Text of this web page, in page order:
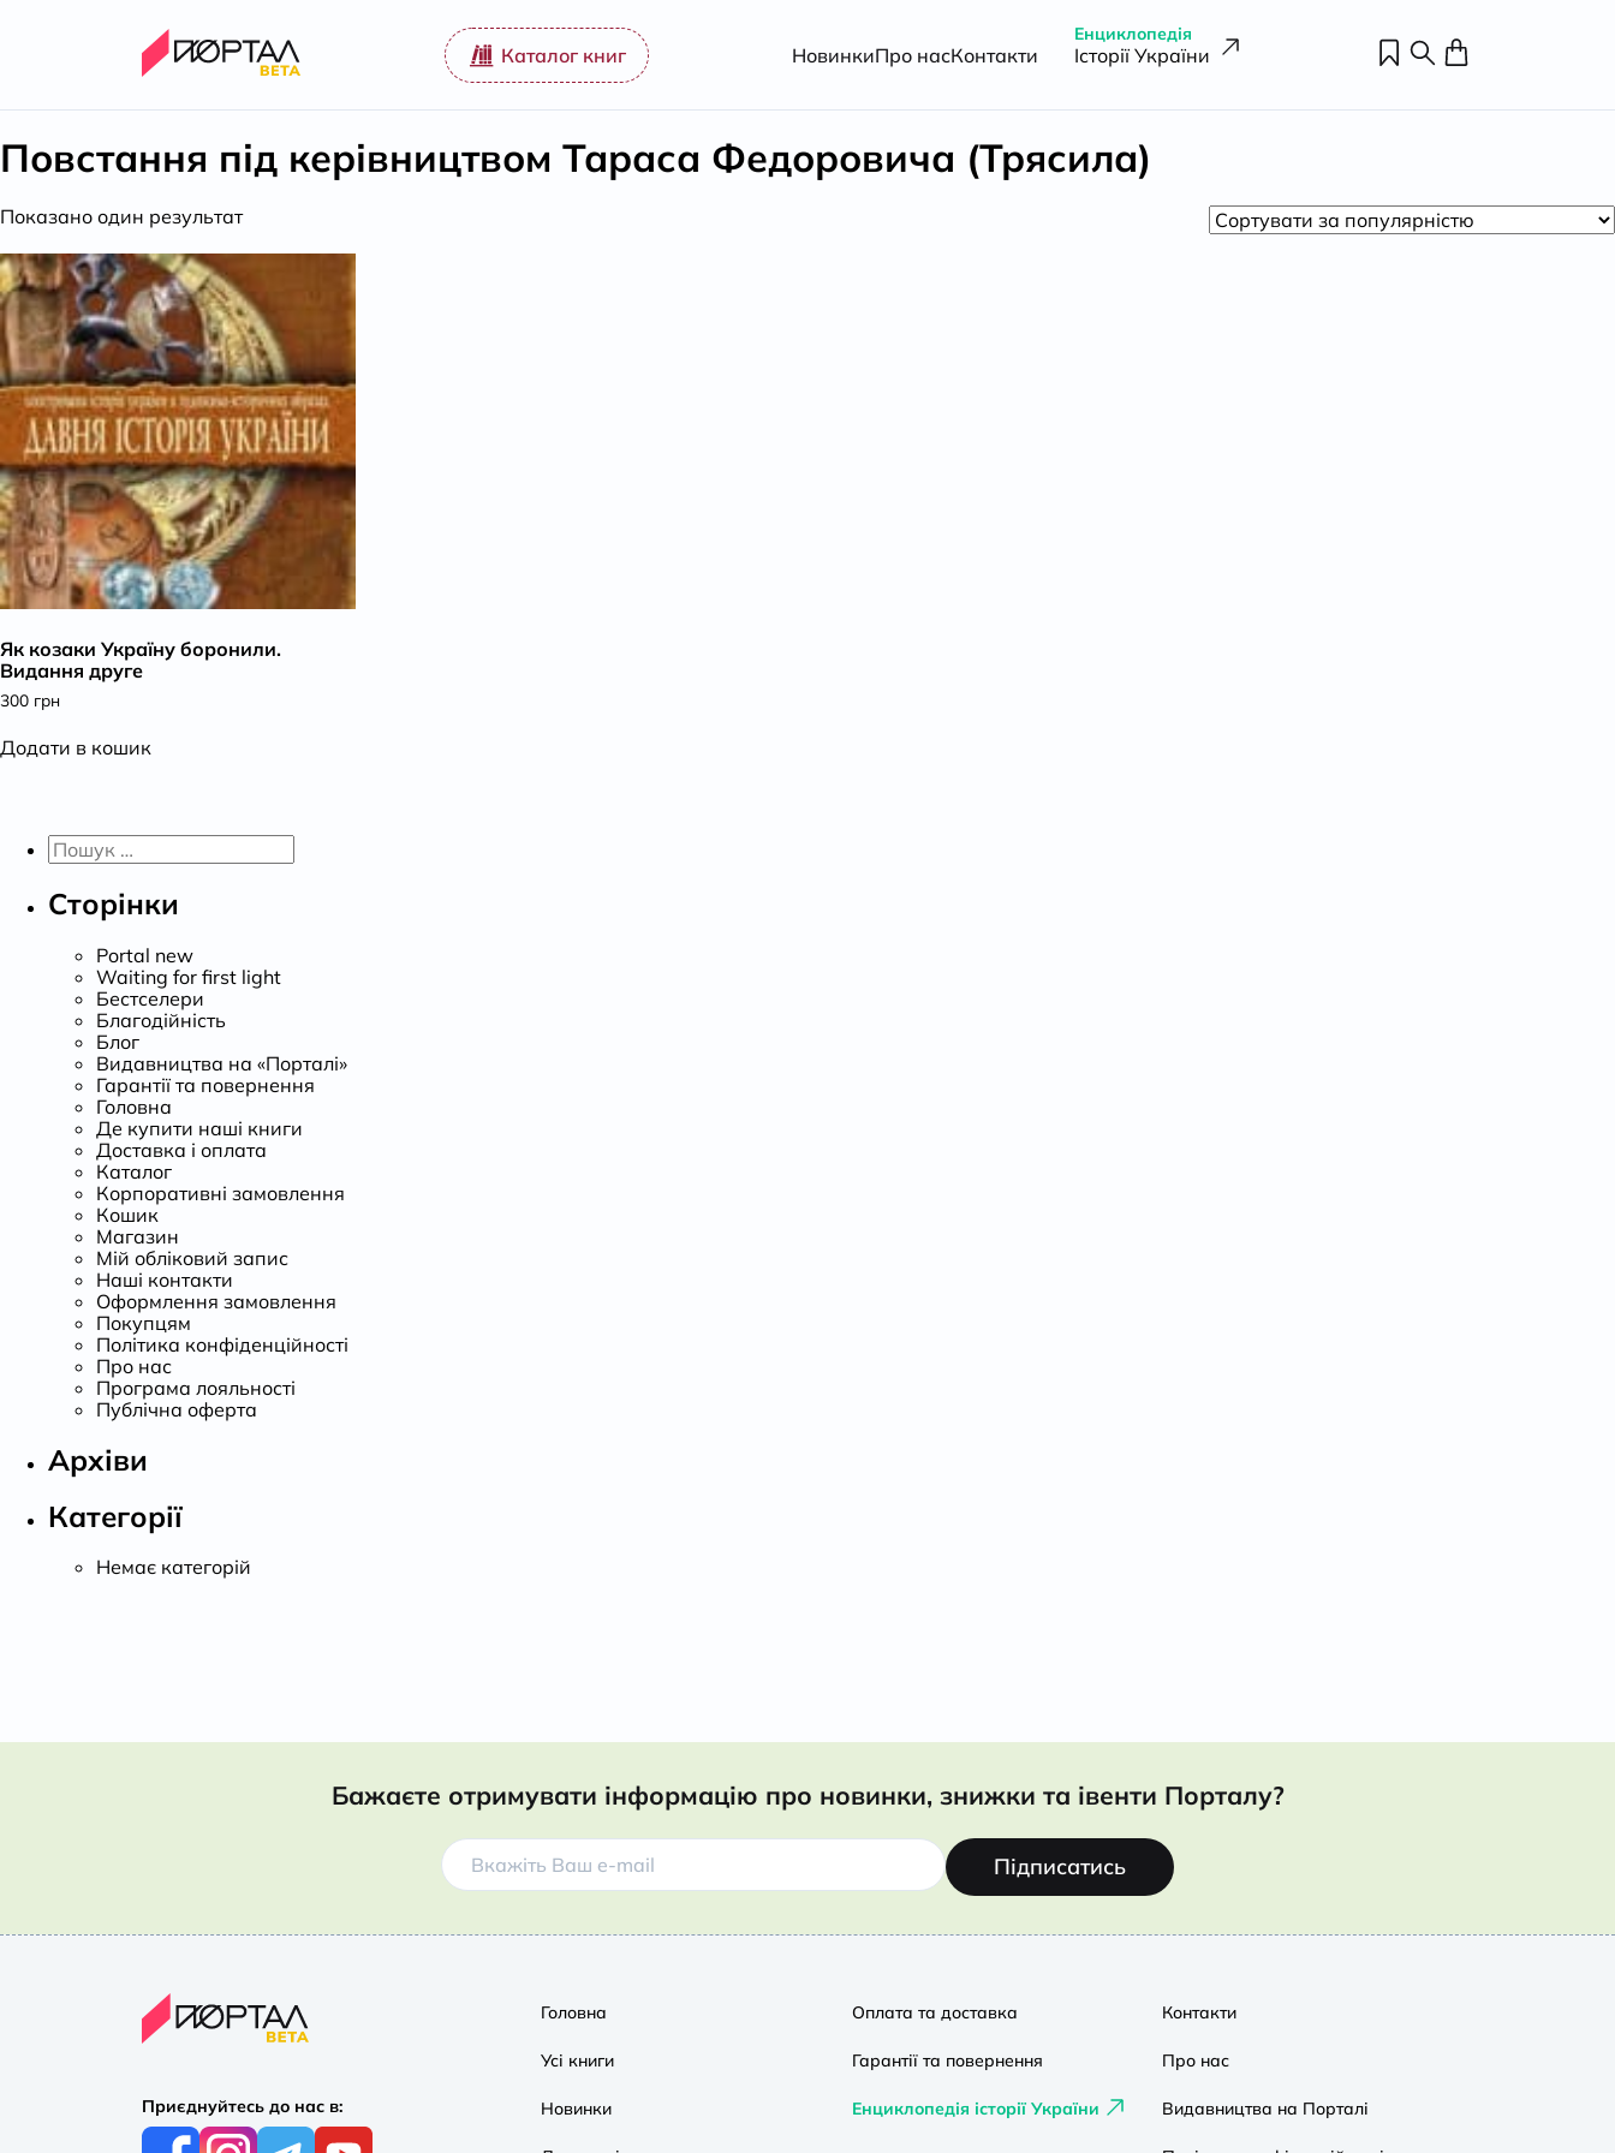
Каталог книг НовинкиПро насКонтакти
Енциклопедія
Історії України
Повстання під керівництвом Тараса Федоровича (Трясила)
Показано один результат
Як козаки Україну боронили.
Видання друге
300 грн
Додати в кошик
Пошук:
Сторінки
Portal new
Waiting for first light
Бестселери
Благодійність
Блог
Видавництва на «Порталі»
Гарантії та повернення
Головна
Де купити наші книги
Доставка і оплата
Каталог
Корпоративні замовлення
Кошик
Магазин
Мій обліковий запис
Наші контакти
Оформлення замовлення
Покупцям
Політика конфіденційності
Про нас
Програма лояльності
Публічна оферта
Архіви
Категорії
Немає категорій
Бажаєте отримувати інформацію про новинки, знижки та івенти Порталу?
Підписатись
Приєднуйтесь до нас в:
Головна
Усі книги
Новинки
Оплата та доставка
Гарантії та повернення
Енциклопедія історії України
Контакти
Про нас
Видавництва на Порталі